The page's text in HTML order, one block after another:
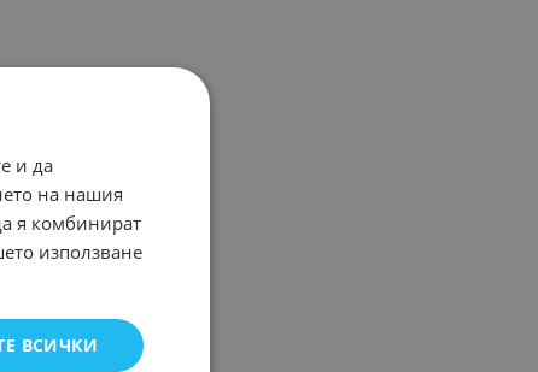
и да
на нашия
я комбинират
използване
ВСИЧКИ